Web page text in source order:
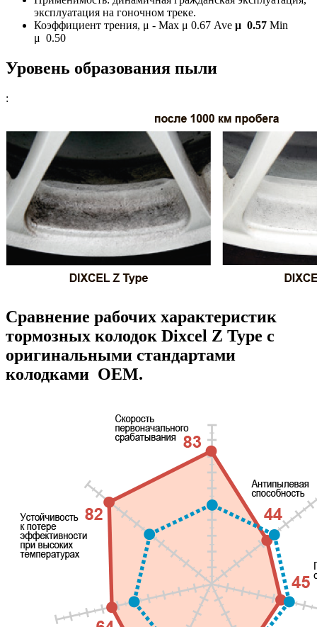
эксплуатация на гоночном треке.
Коэффициент трения, μ - Max μ 0.67 Ave μ 0.57 Min
μ 0.50
Уровень образования пыли
:
Сравнение рабочих характеристик
тормозных колодок Dixcel Z Type с
оригинальными стандартами
колодками OEM.